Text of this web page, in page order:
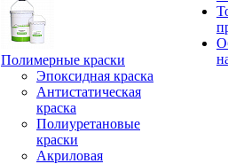
Полимерные краски
Эпоксидная краска
Антистатическая
краска
Полиуретановые
краски
Акриловая